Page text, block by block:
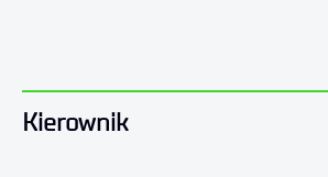
Kierownik